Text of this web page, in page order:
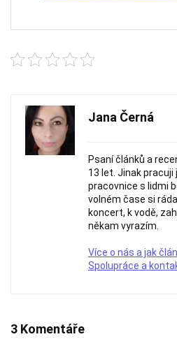
Jana Černá
Psaní článků a
13 let. Jinak
pracovnice s lidmi
volném čase si
koncert, k vodě,
někam vyrazím.
Více o nás a jak
Spolupráce a
3 Komentáře